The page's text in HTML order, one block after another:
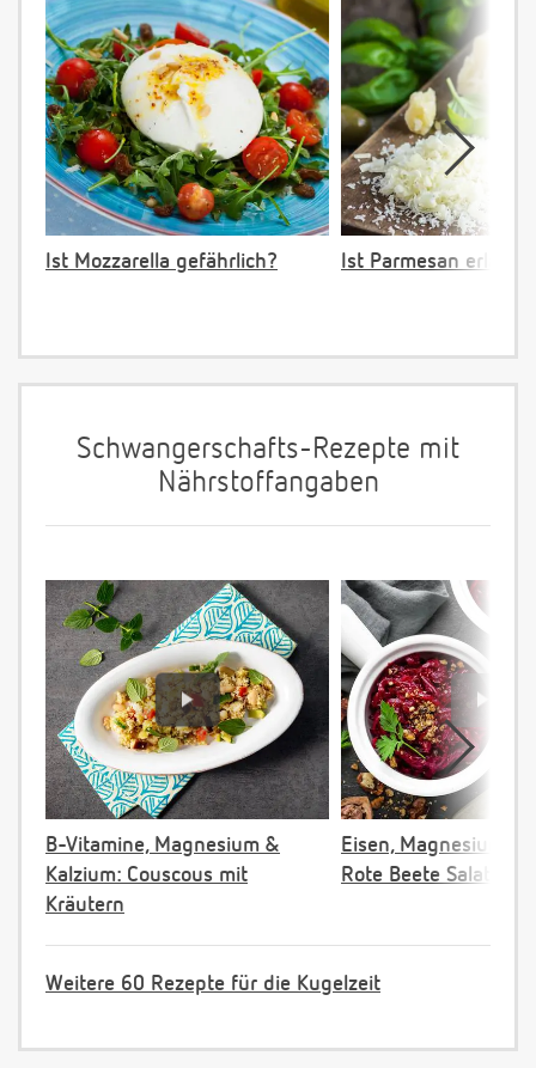
Ist Mozzarella gefährlich? Ist Parmesan
Schwangerschafts-Rezepte mit
Nährstoffangaben
B-Vitamine, Magnesium &
Kalzium: Couscous mit
Kräutern
Eisen, Magnesium &
Rote Beete Salat
Weitere 60 Rezepte für die Kugelzeit